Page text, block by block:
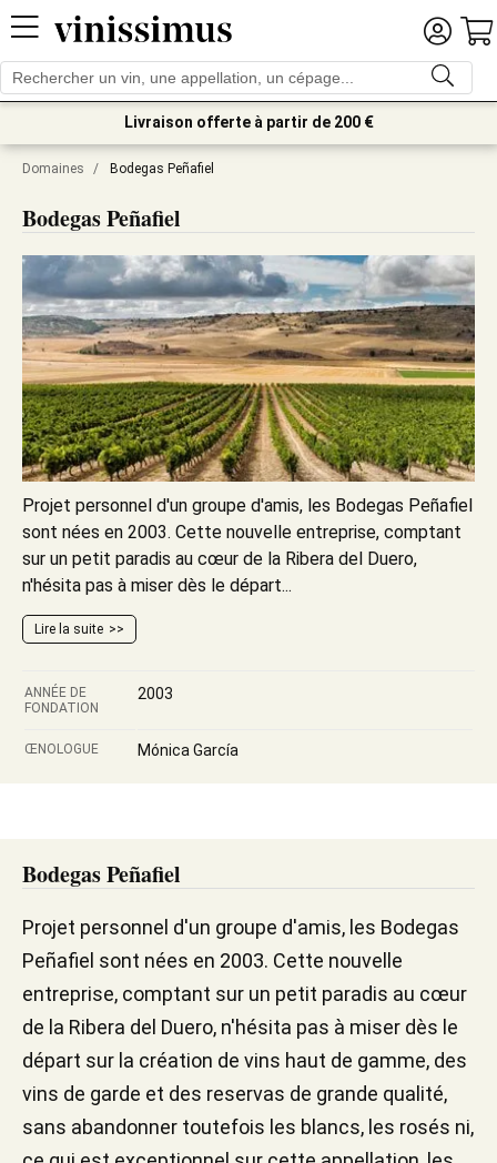
Livraison offerte à partir de 200 €
Domaines / Bodegas Peñafiel
Bodegas Peñafiel
Projet personnel d'un groupe d'amis, les Bodegas Peñafiel
sont nées en 2003. Cette nouvelle entreprise, comptant
sur un petit paradis au cœur de la Ribera del Duero,
n'hésita pas à miser dès le départ...
Lire la suite
ANNÉE DE
FONDATION
2003
ŒNOLOGUE Mónica García
Bodegas Peñafiel
Projet personnel d'un groupe d'amis, les Bodegas
Peñafiel sont nées en 2003. Cette nouvelle
entreprise, comptant sur un petit paradis au cœur
de la Ribera del Duero, n'hésita pas à miser dès le
départ sur la création de vins haut de gamme, des
vins de garde et des reservas de grande qualité,
sans abandonner toutefois les blancs, les rosés ni,